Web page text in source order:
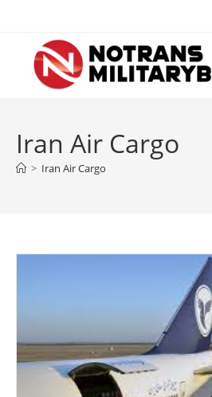
content
Iran Air Cargo
> Iran Air Cargo